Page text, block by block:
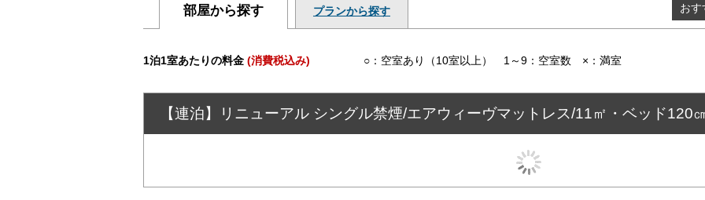
部屋から探す プランから探す おす
1泊1室あたりの料金 (消費税込み) ○：空室あり（10室以上） 1～9：空室数 ×：満室
【連泊】リニューアル シングル禁煙/エアウィーヴマットレス/11㎡・ベッド120